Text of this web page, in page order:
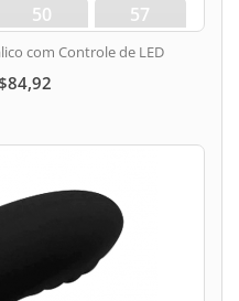
50
min
56
seg
com Controle de LED